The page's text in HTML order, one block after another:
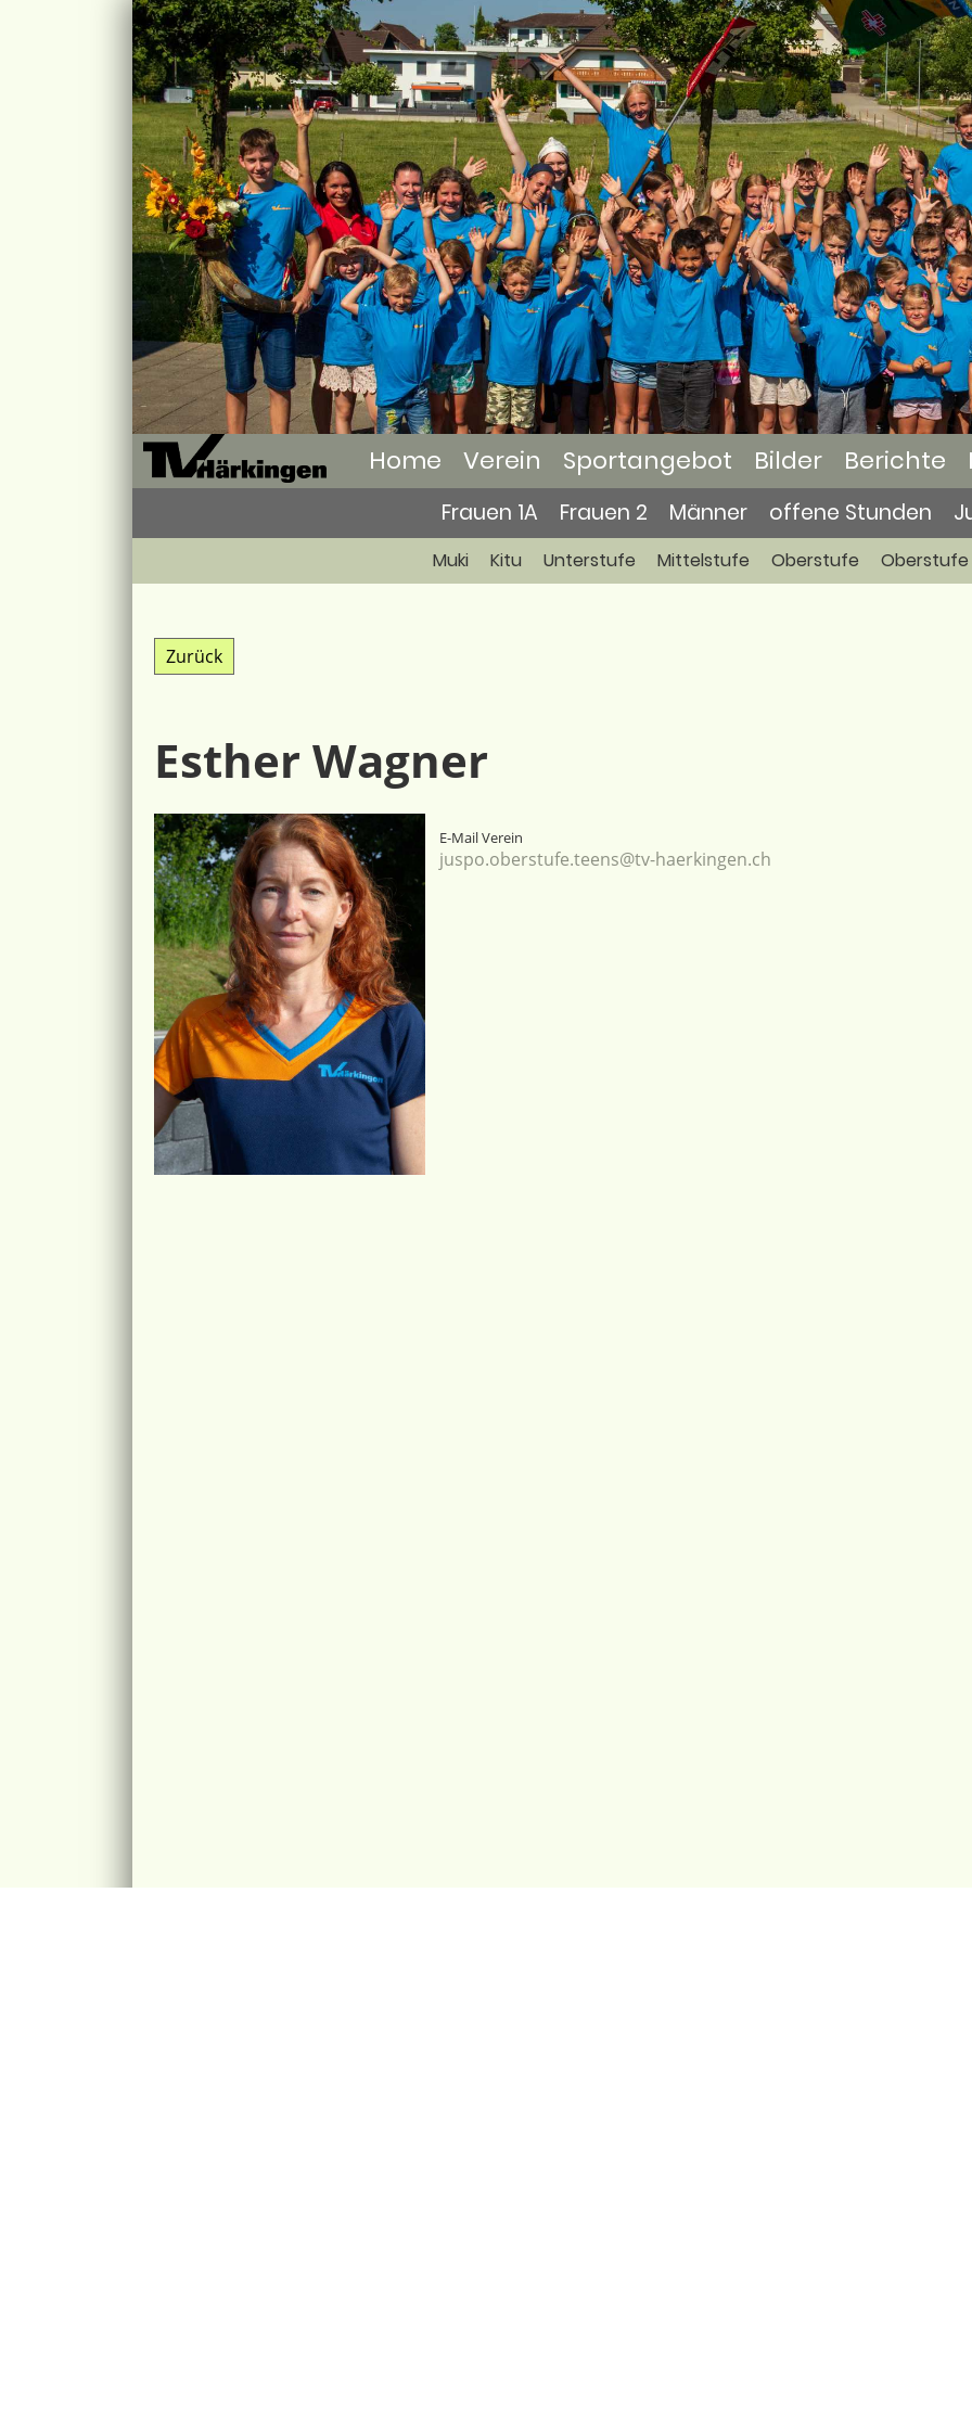
Home Verein Sportangebot Bilder Berichte
Frauen 1A Frauen 2 Männer offene Stunden
Muki Kitu Unterstufe Mittelstufe Oberstufe Oberstufe
Zurück
Esther Wagner
E-Mail Verein
juspo.oberstufe.teens@tv-haerkingen.ch